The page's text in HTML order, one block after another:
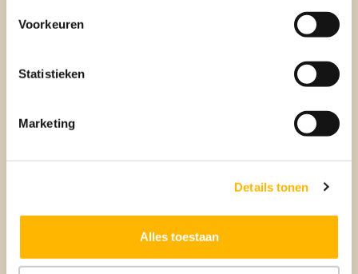
Voorkeuren
Statistieken
Marketing
Details tonen
Alles toestaan
een leuke foto van jezelf (en je gezin) toe. Deze brief kun je
meesturen als je een bieding uitbrengt op een woning. Het
5. Schakel een aankoopmakelaar in
zijn vaak als eerste op de hoogte van nieuwe huizen op de
regelen. Daarnaast kan een makelaar je adviseren over de
beste aankoopstrategie, waardoor je goed voorbereid bent